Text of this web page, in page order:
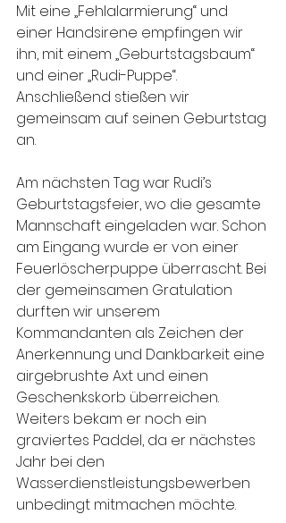
Mit eine „Fehlalarmierung“ und
einer Handsirene empfingen wir
ihn, mit einem „Geburtstagsbaum“
und einer „Rudi-Puppe“.
Anschließend stießen wir
gemeinsam auf seinen Geburtstag
an.
Am nächsten Tag war Rudi’s
Geburtstagsfeier, wo die gesamte
Mannschaft eingeladen war. Schon
am Eingang wurde er von einer
Feuerlöscherpuppe überrascht. Bei
der gemeinsamen Gratulation
durften wir unserem
Kommandanten als Zeichen der
Anerkennung und Dankbarkeit eine
airgebrushte Axt und einen
Geschenkskorb überreichen.
Weiters bekam er noch ein
graviertes Paddel, da er nächstes
Jahr bei den
Wasserdienstleistungsbewerben
unbedingt mitmachen möchte.